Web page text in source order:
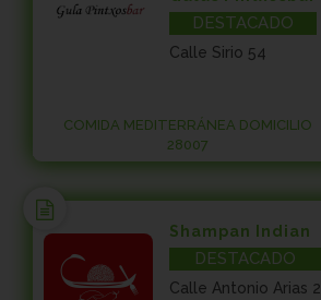
DESTACADO
Calle Sirio 54
COMIDA MEDITERRÁNEA DOMICILIO
28007
Shampan Indian
DESTACADO
Calle Antonio Arias 2